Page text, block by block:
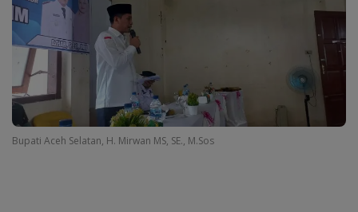
Bupati Aceh Selatan, H. Mirwan MS, SE., M.Sos